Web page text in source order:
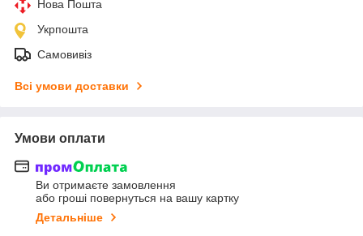
Нова Пошта
Укрпошта
Самовивіз
Всі умови доставки
Умови оплати
Ви отримаєте замовлення
або гроші повернуться на вашу картку
Детальніше